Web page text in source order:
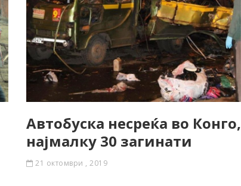
Автобуска несреќа во Конго,
најмалку 30 загинати
21 октомври , 2019